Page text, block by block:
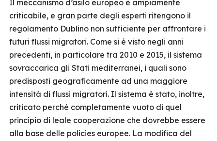
Il meccanismo d’asilo europeo è ampiamente
criticabile, e gran parte degli esperti ritengono il
regolamento Dublino non sufficiente per affrontare i
futuri flussi migratori. Come si è visto negli anni
precedenti, in particolare tra 2010 e 2015, il sistema
sovraccarica gli Stati mediterranei, i quali sono
predisposti geograficamente ad una maggiore
intensità di flussi migratori. Il sistema è stato, inoltre,
criticato perché completamente vuoto di quel
principio di leale cooperazione che dovrebbe essere
alla base delle policies europee. La modifica del